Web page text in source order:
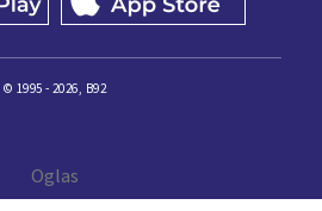
© 1995 - 2026, B92